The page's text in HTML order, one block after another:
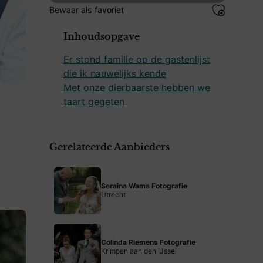
Bewaar als favoriet
Inhoudsopgave
Er stond familie op de gastenlijst
die ik nauwelijks kende
Met onze dierbaarste hebben we
taart gegeten
Gerelateerde Aanbieders
Seraina Wams Fotografie
Utrecht
Colinda Riemens Fotografie
Krimpen aan den IJssel